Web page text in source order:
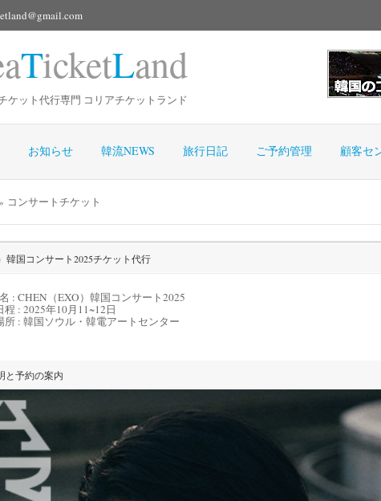
TicketLand
ケット代行専門 コリアチケットランド
お知らせ 韓流NEWS 旅行日記 ご予約管理 顧客セ
コンサートチケット
韓国コンサート2025チケット代行
: CHEN（EXO）韓国コンサート2025
程 : 2025年10月11~12日
所 : 韓国ソウル・韓電アートセンター
と予約の案内